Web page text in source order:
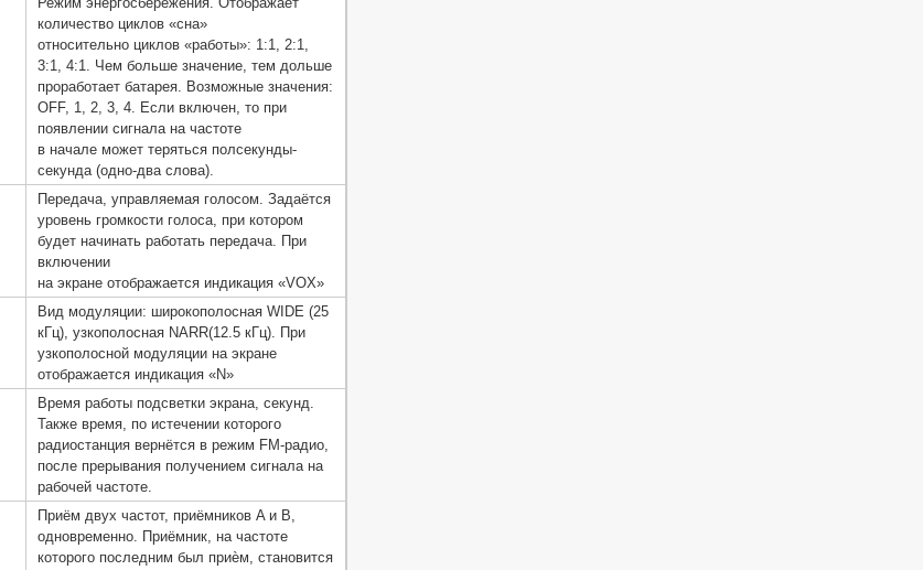
количество циклов «сна»
относительно циклов «работы»: 1:1, 2:1,
3:1, 4:1. Чем больше значение, тем дольше
проработает батарея. Возможные значения:
OFF, 1, 2, 3, 4. Если включен, то при
появлении сигнала на частоте
в начале может теряться полсекунды-
секунда (одно-два слова).
Передача, управляемая голосом. Задаётся
уровень громкости голоса, при котором
будет начинать работать передача. При
включении
на экране отображается индикация «VOX»
Вид модуляции: широкополосная WIDE (25
кГц), узкополосная NARR(12.5 кГц). При
узкополосной модуляции на экране
отображается индикация «N»
Время работы подсветки экрана, секунд.
Также время, по истечении которого
радиостанция вернётся в режим FM-радио,
после прерывания получением сигнала на
рабочей частоте.
Приём двух частот, приёмников A и B,
одновременно. Приёмник, на частоте
которого последним был приѐм, становится